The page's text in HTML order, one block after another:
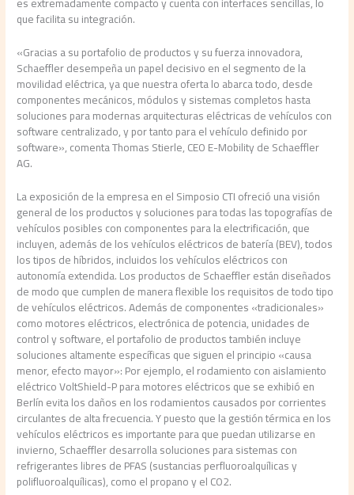
que facilita su integración.
«Gracias a su portafolio de productos y su fuerza innovadora,
Schaeffler desempeña un papel decisivo en el segmento de la
movilidad eléctrica, ya que nuestra oferta lo abarca todo, desde
componentes mecánicos, módulos y sistemas completos hasta
soluciones para modernas arquitecturas eléctricas de vehículos con
software centralizado, y por tanto para el vehículo definido por
software», comenta Thomas Stierle, CEO E-Mobility de Schaeffler
AG.
La exposición de la empresa en el Simposio CTI ofreció una visión
general de los productos y soluciones para todas las topografías de
vehículos posibles con componentes para la electrificación, que
incluyen, además de los vehículos eléctricos de batería (BEV), todos
los tipos de híbridos, incluidos los vehículos eléctricos con
autonomía extendida. Los productos de Schaeffler están diseñados
de modo que cumplen de manera flexible los requisitos de todo tipo
de vehículos eléctricos. Además de componentes «tradicionales»
como motores eléctricos, electrónica de potencia, unidades de
control y software, el portafolio de productos también incluye
soluciones altamente específicas que siguen el principio «causa
menor, efecto mayor»: Por ejemplo, el rodamiento con aislamiento
eléctrico VoltShield-P para motores eléctricos que se exhibió en
Berlín evita los daños en los rodamientos causados por corrientes
circulantes de alta frecuencia. Y puesto que la gestión térmica en los
vehículos eléctricos es importante para que puedan utilizarse en
invierno, Schaeffler desarrolla soluciones para sistemas con
refrigerantes libres de PFAS (sustancias perfluoroalquílicas y
polifluoroalquílicas), como el propano y el CO2.